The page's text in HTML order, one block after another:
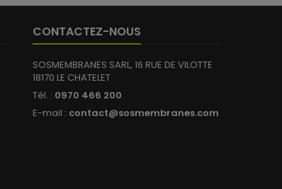
CONTACTEZ-NOUS
SOSMEMBRANES SARL, 16 RUE DE VILOTTE
18170 LE CHATELET
Tél. : 0970 466 200
E-mail : contact@sosmembranes.com